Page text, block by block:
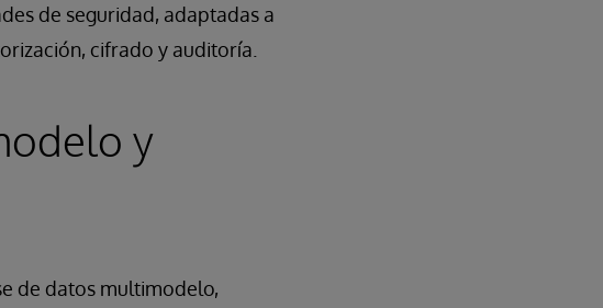
de seguridad, adaptadas a
cifrado y auditoría.
y
de datos multimodelo,